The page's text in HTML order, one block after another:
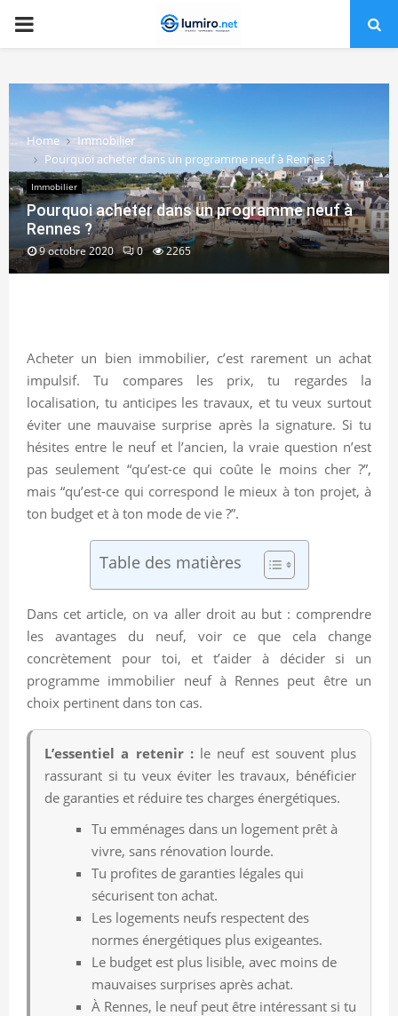
PRIMARY
Home
Immobilier
Pourquoi acheter dans un programme neuf à Rennes ?
Immobilier
Pourquoi acheter dans un programme neuf à
Rennes ?
9 octobre 2020 0 2265
Acheter un bien immobilier, c’est rarement un achat
impulsif. Tu compares les prix, tu regardes la
localisation, tu anticipes les travaux, et tu veux surtout
éviter une mauvaise surprise après la signature. Si tu
hésites entre le neuf et l’ancien, la vraie question n’est
pas seulement “qu’est-ce qui coûte le moins cher ?”,
mais “qu’est-ce qui correspond le mieux à ton projet, à
ton budget et à ton mode de vie ?”.
Table des matières
Dans cet article, on va aller droit au but : comprendre
les avantages du neuf, voir ce que cela change
concrètement pour toi, et t’aider à décider si un
programme immobilier neuf à Rennes peut être un
choix pertinent dans ton cas.
L’essentiel a retenir :le neuf est souvent plus
rassurant si tu veux éviter les travaux, bénéficier
de garanties et réduire tes charges énergétiques.
Tu emménages dans un logement prêt à
vivre, sans rénovation lourde.
Tu profites de garanties légales qui
sécurisent ton achat.
Les logements neufs respectent des
normes énergétiques plus exigeantes.
Le budget est plus lisible, avec moins de
mauvaises surprises après achat.
À Rennes, le neuf peut être intéressant si tu